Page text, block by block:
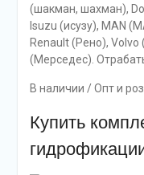
(шакман, шахман),
Isuzu (исузу), MAN
Renault (Рено),
(Мерседес).
В наличии / Опт и
Купить